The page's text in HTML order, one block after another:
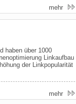
mehr
haben über 1000
Linkaufbau
der Linkpopularität
mehr